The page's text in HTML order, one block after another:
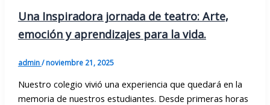
Una Inspiradora jornada de teatro: Arte,
emoción y aprendizajes para la vida.
admin/noviembre 21, 2025
Nuestro colegio vivió una experiencia que quedará en la
memoria de nuestros estudiantes. Desde primeras horas